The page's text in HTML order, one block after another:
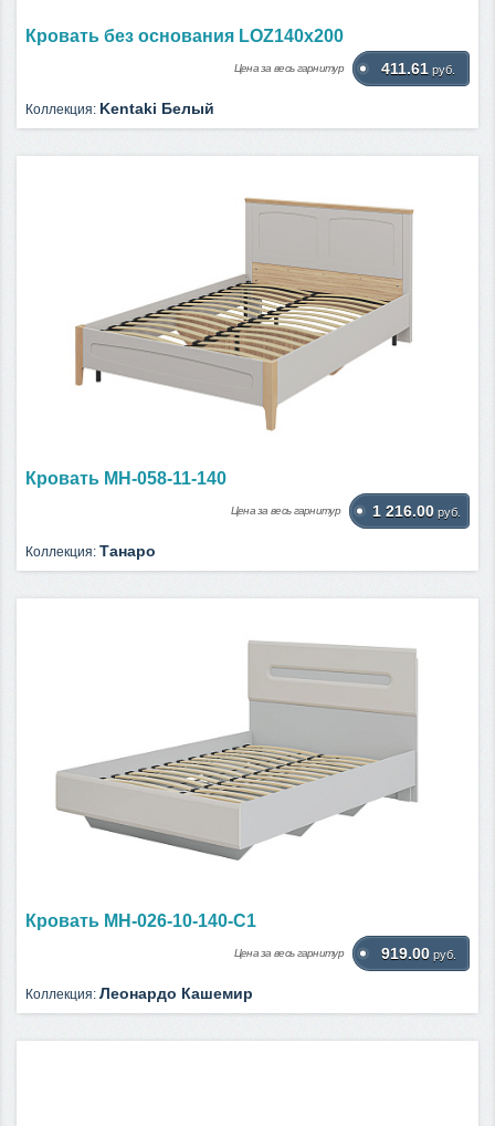
Кровать без основания LOZ140х200
Цена за весь гарнитур 411.61 руб.
Коллекция: Kentaki Белый
Кровать МН-058-11-140
Цена за весь гарнитур 1 216.00 руб.
Коллекция: Танаро
Кровать МН-026-10-140-С1
Цена за весь гарнитур 919.00 руб.
Коллекция: Леонардо Кашемир